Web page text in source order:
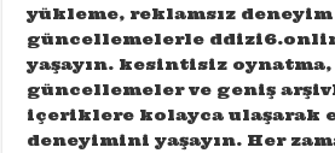
yükleme, reklamsız
güncellemelerle
yaşayın. kesintisiz
güncellemeler ve geniş
içeriklere kolayca ulaşarak
deneyimini yaşayın. Her